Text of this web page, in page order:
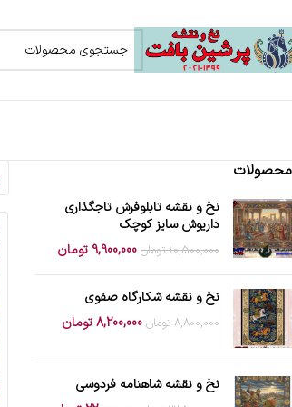
محصولات
نخ و نقشه تابلوفرش تاجگذاری
داریوش سایز کوچک
10,500,000 تومان 9,900,000 تومان
نخ و نقشه شکارگاه صفوی
8,800,000 تومان 8,200,000تومان
نخ و نقشه شاهنامه فردوسی